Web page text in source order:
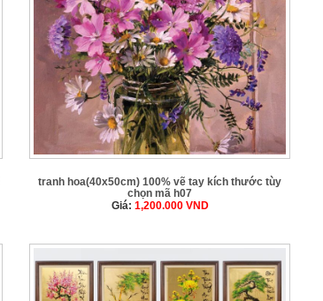
tranh hoa(40x50cm) 100% vẽ tay kích thước tùy
chọn mã h07
Giá: 1,200.000 VND